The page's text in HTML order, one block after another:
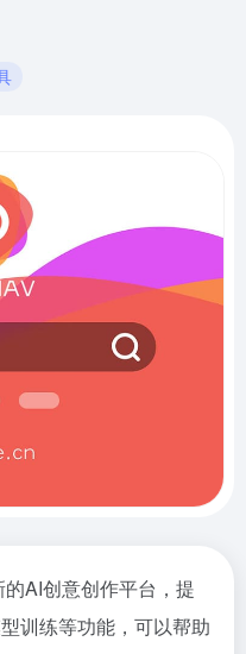
AI创意创作平台，提
训练等功能，可以帮助